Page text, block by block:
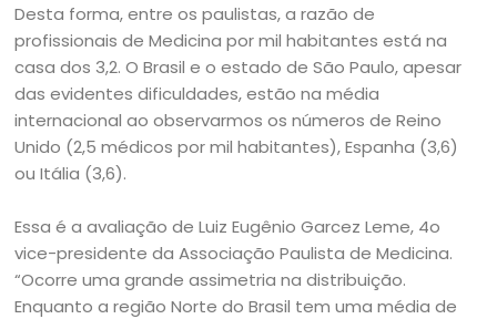
Desta forma, entre os paulistas, a razão de
profissionais de Medicina por mil habitantes está na
casa dos 3,2. O Brasil e o estado de São Paulo, apesar
das evidentes dificuldades, estão na média
internacional ao observarmos os números de Reino
Unido (2,5 médicos por mil habitantes), Espanha (3,6)
ou Itália (3,6).
Essa é a avaliação de Luiz Eugênio Garcez Leme, 4o
vice-presidente da Associação Paulista de Medicina.
“Ocorre uma grande assimetria na distribuição.
Enquanto a região Norte do Brasil tem uma média de